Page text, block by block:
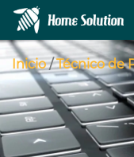
Inicio/Técnico de